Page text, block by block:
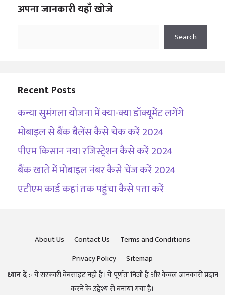
अपना जानकारी यहाँ खोजे
Search
Recent Posts
कन्या सुमंगला योजना में क्या-क्या डॉक्यूमेंट लगेंगे
मोबाइल से बैंक बैलेंस कैसे चेक करें 2024
पीएम किसान नया रजिस्ट्रेशन कैसे करें 2024
बैंक खाते में मोबाइल नंबर कैसे चेंज करें 2024
एटीएम कार्ड कहां तक पहुंचा कैसे पता करें
About Us Contact Us
Terms and Conditions
Privacy Policy
Sitemap
ध्यान दें :-ये सरकारी वेबसाइट नहीं है। ये पूर्णतः निजी है और केवल जानकारी प्रदान
करने के उद्देश्य से बनाया गया है।